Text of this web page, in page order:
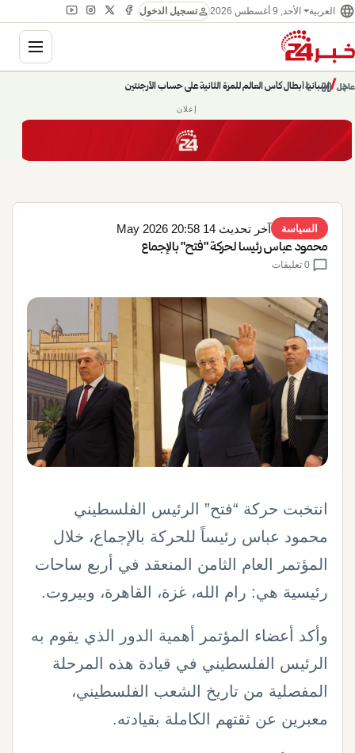
language العربية الأحد, 9 أغسطس 2026 personتسجيل الدخول
عاجل/إسبانيا أبطال كأس العالم للمرة الثانية على حساب الأرجنتين chevron_right
pause
chevron_left
إعلان
السياسة آخر تحديث 14 May 2026 20:58
محمود عباس رئيسا لحركة "فتح" بالإجماع
chat_bubble
انتخبت حركة “فتح” الرئيس الفلسطيني
محمود عباس رئيساً للحركة بالإجماع، خلال
المؤتمر العام الثامن المنعقد في أربع ساحات
رئيسية هي: رام الله، غزة، القاهرة، وبيروت.
وأكد أعضاء المؤتمر أهمية الدور الذي يقوم به
الرئيس الفلسطيني في قيادة هذه المرحلة
المفصلية من تاريخ الشعب الفلسطيني،
معبرين عن ثقتهم الكاملة بقيادته.